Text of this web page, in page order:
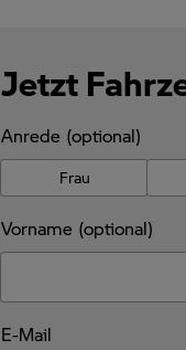
Jetzt
Anrede (optional)
Frau
Vorname (optional)
E-Mail